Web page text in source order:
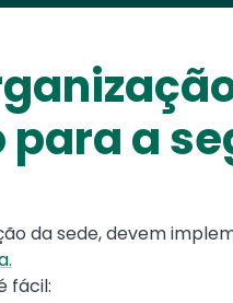
a
da sede, devem
fácil: